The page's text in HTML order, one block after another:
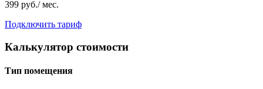
399 руб./ мес.
Подключить тариф
Калькулятор стоимости
Тип помещения